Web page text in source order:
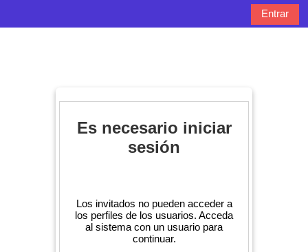
Entrar
Es necesario iniciar
sesión
Los invitados no pueden acceder a
los perfiles de los usuarios. Acceda
al sistema con un usuario para
continuar.